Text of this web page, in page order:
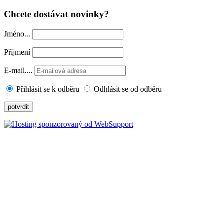
Chcete dostávat novinky?
Jméno...
Příjmení
E-mail....
Přihlásit se k odběru Odhlásit se od odběru